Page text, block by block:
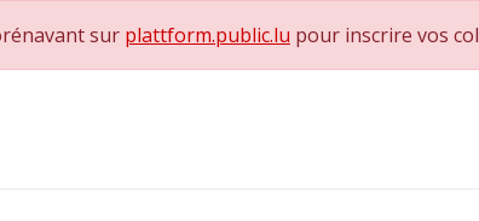
sur plattform.public.lu pour inscrire vos